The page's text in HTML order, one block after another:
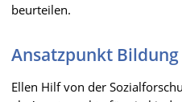
beurteilen.
Ansatzpunkt
Ellen Hilf von der